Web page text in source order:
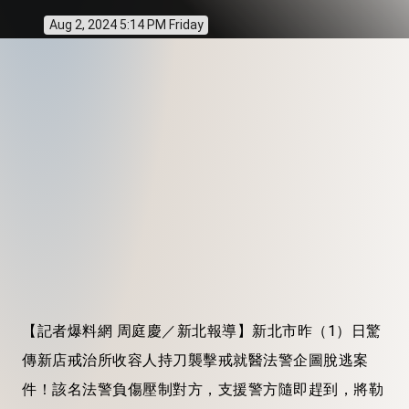
Aug 2, 2024 5:14 PM Friday
【記者爆料網 周庭慶／新北報導】新北市昨（1）日驚
傳新店戒治所收容人持刀襲擊戒就醫法警企圖脫逃案
件！該名法警負傷壓制對方，支援警方隨即趕到，將勒